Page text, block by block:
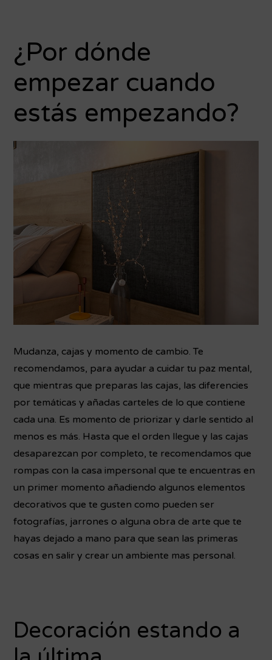
¿Por dónde
empezar cuando
estás empezando?
Mudanza, cajas y momento de cambio. Te
recomendamos, para ayudar a cuidar tu paz mental,
que mientras que preparas las cajas, las diferencies
por temáticas y añadas carteles de lo que contiene
cada una. Es momento de priorizar y darle sentido al
menos es más. Hasta que el orden llegue y las cajas
desaparezcan por completo, te recomendamos que
rompas con la casa impersonal que te encuentras en
un primer momento añadiendo algunos elementos
decorativos que te gusten como pueden ser
fotografías, jarrones o alguna obra de arte que te
hayas dejado a mano para que sean las primeras
cosas en salir y crear un ambiente mas personal.
Decoración estando a